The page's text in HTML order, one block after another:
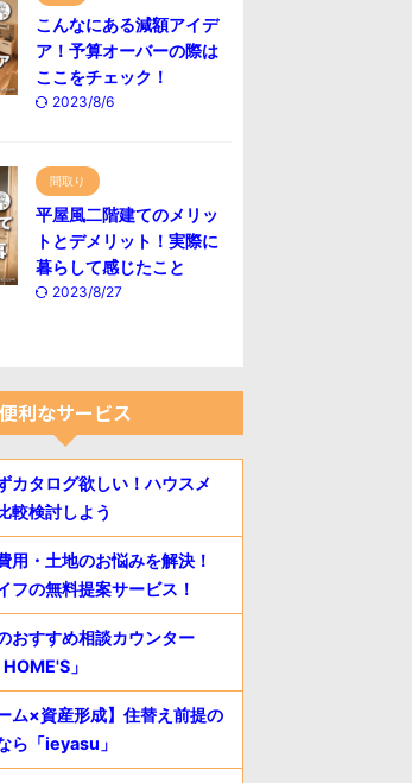
こんなにある減額アイデ
ア！予算オーバーの際は
ここをチェック！
2023/8/6
間取り
平屋風二階建てのメリッ
トとデメリット！実際に
暮らして感じたこと
2023/8/27
便利なサービス
カタログ欲しい！ハウスメ
較検討しよう
用・土地のお悩みを解決！
フの無料提案サービス！
おすすめ相談カウンター
HOME'S」
ム×資産形成】住替え前提の
ら「ieyasu」